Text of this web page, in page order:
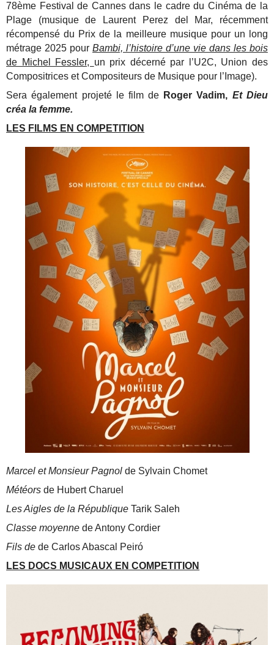
78ème Festival de Cannes dans le cadre du Cinéma de la
Plage
(musique de Laurent Perez del Mar, récemment
récompensé du Prix de la meilleure musique pour un long
métrage 2025 pourBambi, l’histoire d’une vie dans les bois
de Michel Fessler, un prix décerné par l’U2C, Union des
Compositrices et Compositeurs de Musique pour l’Image).
Sera également projeté le film de Roger Vadim, Et Dieu
créa la femme.
LES FILMS EN COMPETITION
Marcel et Monsieur Pagnol de Sylvain Chomet
Météors de Hubert Charuel
Les Aigles de la République Tarik Saleh
Classe moyennede Antony Cordier
Fils de de Carlos Abascal Peiró
LES DOCS MUSICAUX EN COMPETITION